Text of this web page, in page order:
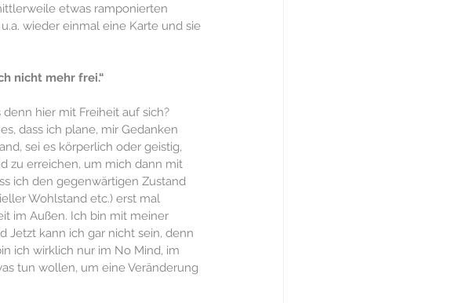
etwas ramponierten
wieder einmal eine Karte und sie
nicht mehr frei.“
hier mit Freiheit auf sich?
dass ich plane, mir Gedanken
sei es körperlich oder geistig,
zu erreichen, um mich dann mit
ich den gegenwärtigen Zustand
Wohlstand etc.) erst mal
im Außen. Ich bin mit meiner
Jetzt kann ich gar nicht sein, denn
ich wirklich nur im No Mind, im
tun wollen, um eine Veränderung